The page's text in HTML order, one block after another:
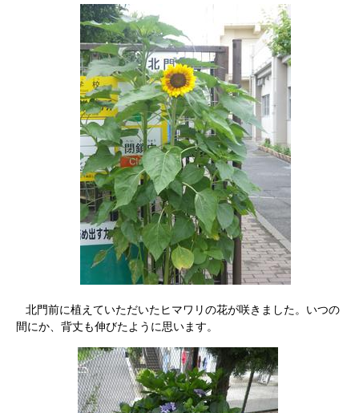
北門前に植えていただいたヒマワリの花が咲きました。いつの
間にか、背丈も伸びたように思います。